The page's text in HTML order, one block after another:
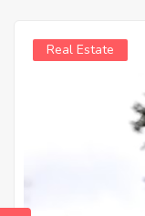
Real Estate